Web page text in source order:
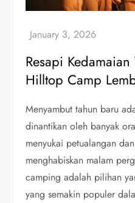
Resapi
Hilltop Camp
Menyambut tahun baru
dinantikan oleh banyak
menyukai petualangan
menghabiskan malam
camping adalah pilihan
yang semakin populer